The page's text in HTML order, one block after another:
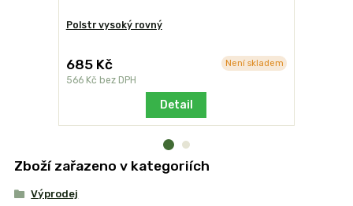
Polstr vysoký rovný
685 Kč
566 Kč bez DPH
Není skladem
Detail
Zboží zařazeno v kategoriích
Výprodej